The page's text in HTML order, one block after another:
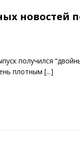
новостей
получился
плотным [...]